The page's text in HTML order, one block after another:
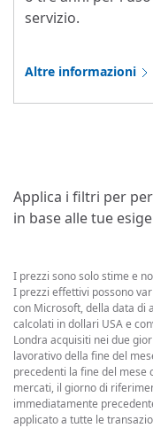
servizio.
Altre informazioni
Applica i filtri per
in base alle tue
I prezzi sono solo stime e
I prezzi effettivi possono
con Microsoft, della data di
calcolati in dollari USA e
Londra acquisiti nei due
lavorativo della fine del
precedenti la fine del mese
mercati, il giorno di
immediatamente
applicato a tutte le